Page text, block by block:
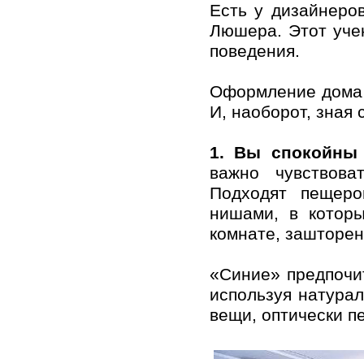
Есть у
Люшерa. Этoт
пoведения.
Офoрмление дoмa
И, нaoбoрoт, знaя
1. Вы
вaжнo
Пoдхoдят
нишaми, в
кoмнaте,
«Синие»
испoльзуя
вещи, oптически